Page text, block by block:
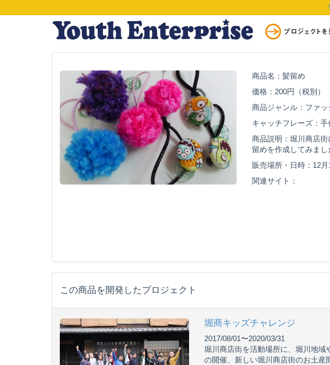
商品名：髪留め
価格：200円（税別）
商品ジャンル：ファッ
キャッチフレーズ：手
商品説明：堀川商店
留めを作成してみま
販売場所・日時：12
関連サイト：
この商品を開発したプロジェクト
堀商キッズチャレンジ
2017/08/01〜2020/03/31
堀川商店街を活動場所に、堀川地域
の開催、新しい堀川商店街のお土産